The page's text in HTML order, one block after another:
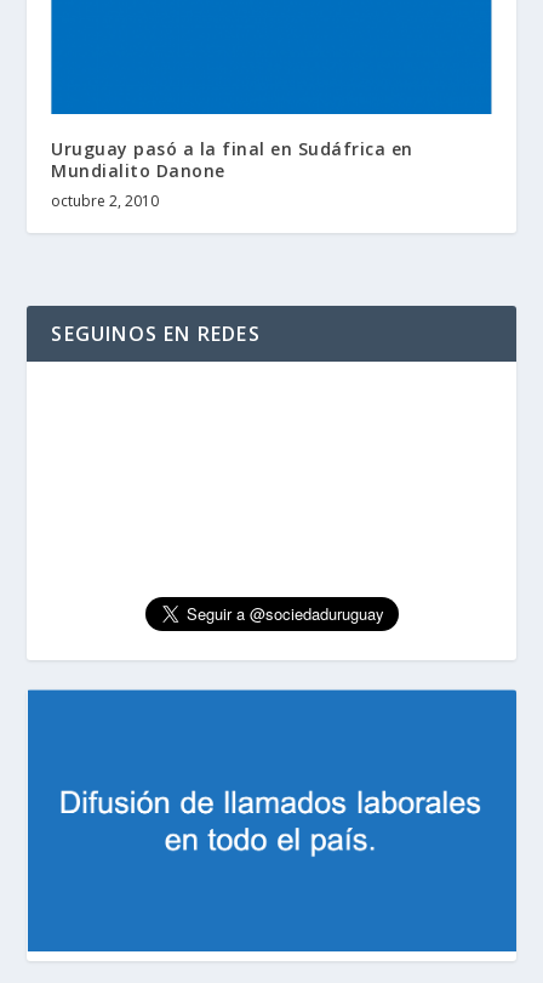
Uruguay pasó a la final en Sudáfrica en
Mundialito Danone
octubre 2, 2010
SEGUINOS EN REDES